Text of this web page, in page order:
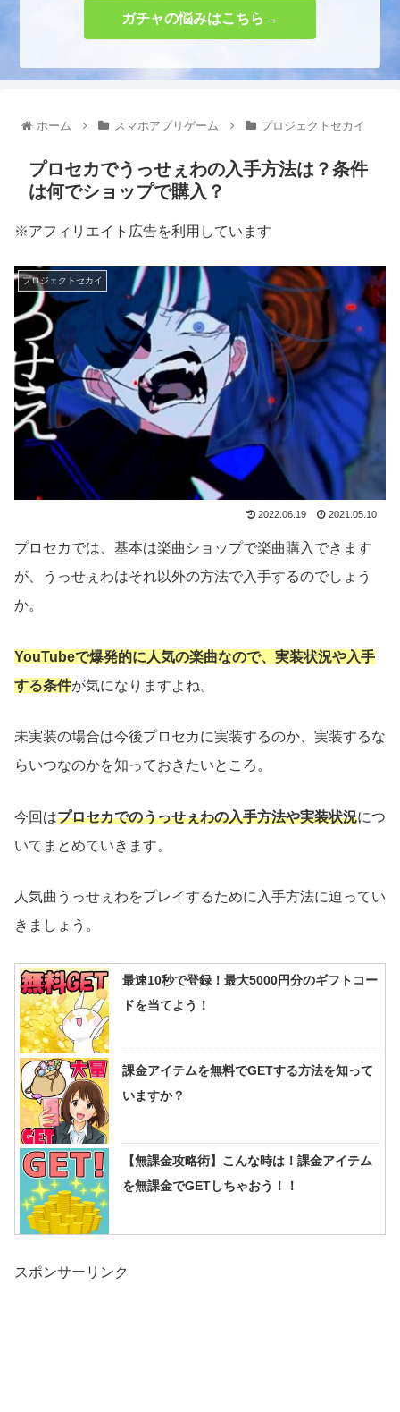
ガチャの悩みはこちら→
ホーム スマホアプリゲーム プロジェクトセカイ
プロセカでうっせぇわの入手方法は？条件
は何でショップで購入？
※アフィリエイト広告を利用しています
プロジェクトセカイ
2022.06.19 2021.05.10
プロセカでは、基本は楽曲ショップで楽曲購入できます
が、うっせぇわはそれ以外の方法で入手するのでしょう
か。
YouTubeで爆発的に人気の楽曲なので、実装状況や入手
する条件が気になりますよね。
未実装の場合は今後プロセカに実装するのか、実装するな
らいつなのかを知っておきたいところ。
今回はプロセカでのうっせぇわの入手方法や実装状況につ
いてまとめていきます。
人気曲うっせぇわをプレイするために入手方法に迫ってい
きましょう。
最速10秒で登録！最大5000円分のギフトコー
ドを当てよう！
課金アイテムを無料でGETする方法を知って
いますか？
【無課金攻略術】こんな時は！課金アイテム
を無課金でGETしちゃおう！！
スポンサーリンク